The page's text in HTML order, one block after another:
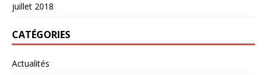
juillet 2018
CATÉGORIES
Actualités